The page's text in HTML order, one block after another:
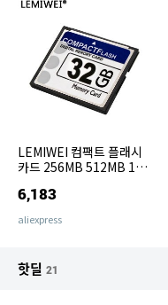
LEMIWEI 컴팩트 플래시
카드 256MB 512MB 1G
라 용 8GB 16GB 32GB 6
4GB 컴팩트 플래시 메모
리 카드
6,183
aliexpress
핫딜 21